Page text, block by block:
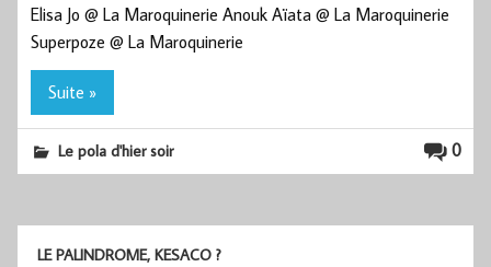
Elisa Jo @ La Maroquinerie Anouk Aïata @ La Maroquinerie
Superpoze @ La Maroquinerie
Suite »
0
Le pola d'hier soir
LE PALINDROME, KESACO ?